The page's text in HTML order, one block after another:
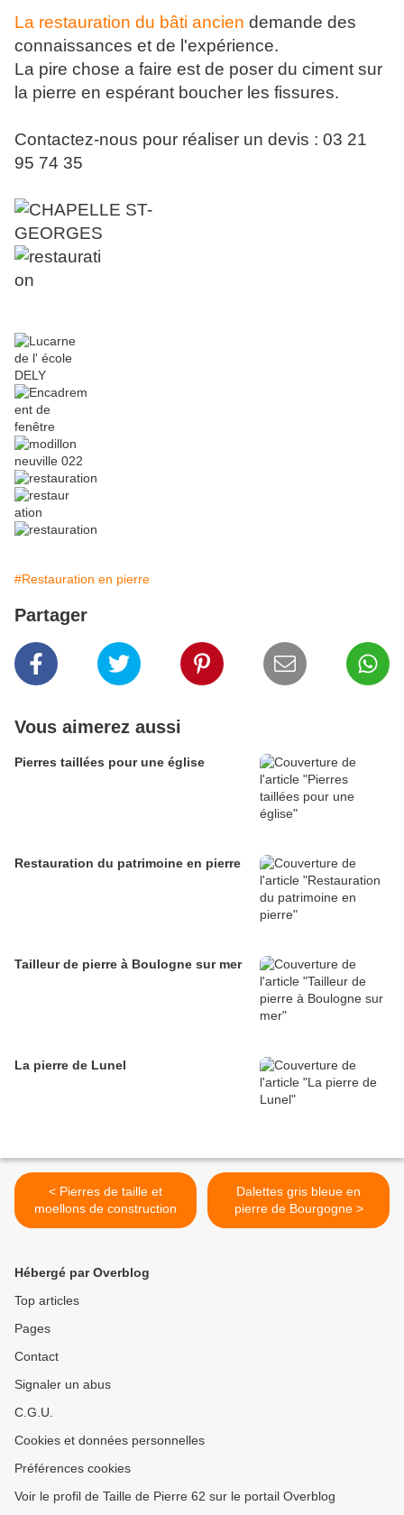
La restauration du bâti ancien demande des
connaissances et de l'expérience.
La pire chose a faire est de poser du ciment sur
la pierre en espérant boucher les fissures.
Contactez-nous pour réaliser un devis : 03 21
95 74 35
#Restauration en pierre
Partager
Vous aimerez aussi
Pierres taillées pour une église
Restauration du patrimoine en pierre
Tailleur de pierre à Boulogne sur mer
La pierre de Lunel
< Pierres de taille et
moellons de construction
Dalettes gris bleue en
pierre de Bourgogne >
Hébergé par Overblog
Top articles
Pages
Contact
Signaler un abus
C.G.U.
Cookies et données personnelles
Préférences cookies
Voir le profil de Taille de Pierre 62 sur le portail Overblog